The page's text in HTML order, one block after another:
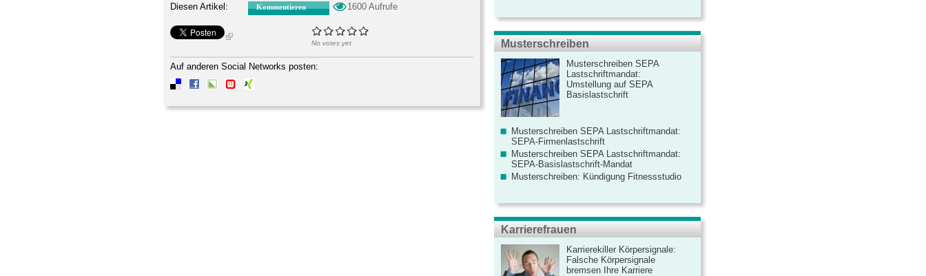
Diesen Artikel: Kommentieren 1600 Aufrufe
No votes yet
Auf anderen Social Networks posten:
Musterschreiben
Musterschreiben SEPA
Lastschriftmandat:
Umstellung auf SEPA
Basislastschrift
Musterschreiben SEPA Lastschriftmandat:
SEPA-Firmenlastschrift
Musterschreiben SEPA Lastschriftmandat:
SEPA-Basislastschrift-Mandat
Musterschreiben: Kündigung Fitnessstudio
Karrierefrauen
Karrierekiller Körpersignale:
Falsche Körpersignale
bremsen Ihre Karriere